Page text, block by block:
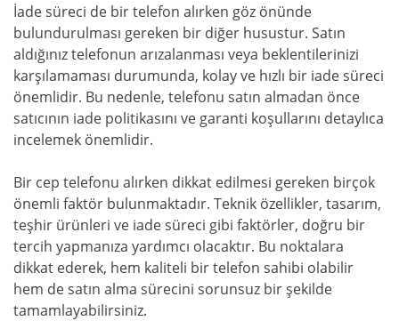
İade süreci de bir telefon alırken göz önünde
bulundurulması gereken bir diğer husustur. Satın
aldığınız telefonun arızalanması veya beklentilerinizi
karşılamaması durumunda, kolay ve hızlı bir iade süreci
önemlidir. Bu nedenle, telefonu satın almadan önce
satıcının iade politikasını ve garanti koşullarını detaylıca
incelemek önemlidir.
Bir cep telefonu alırken dikkat edilmesi gereken birçok
önemli faktör bulunmaktadır. Teknik özellikler, tasarım,
teşhir ürünleri ve iade süreci gibi faktörler, doğru bir
tercih yapmanıza yardımcı olacaktır. Bu noktalara
dikkat ederek, hem kaliteli bir telefon sahibi olabilir
hem de satın alma sürecini sorunsuz bir şekilde
tamamlayabilirsiniz.